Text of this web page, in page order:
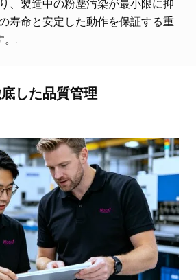
、製造中の粉塵汚染が最小限に抑
寿命と安定した動作を保証する重
。.
した品質管理